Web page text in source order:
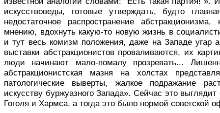
искусствоведы, готовые утверждать, будто
недостаточное распространение
мнению, вдохнуть какую-то новую жизнь в
и тут весь комизм положения, даже на Западе угар
выставки абстракционистов проваливаются, их
люди начинают мало-помалу прозревать...
абстракционистская мазня на холстах
патологические выверты, жалкое подражание
искусству буржуазного Запада». Сейчас это
Гоголя и Хармса, а тогда это было нормой советской